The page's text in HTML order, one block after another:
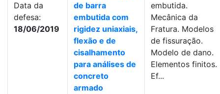
Data da
defesa:
18/06/2019
de barra
embutida com
rigidez uniaxiais,
flexão e de
cisalhamento
para análises de
concreto
armado
embutida.
Mecânica da
Fratura. Modelos
de fissuração.
Modelo de dano.
Elementos finitos.
Ef...